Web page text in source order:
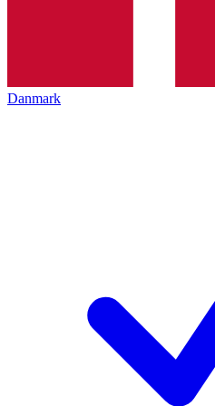
Danmark